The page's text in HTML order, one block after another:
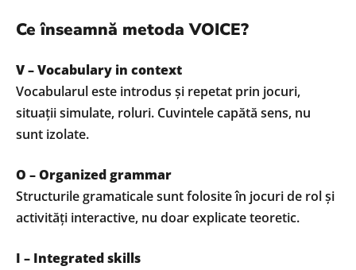
Ce înseamnă metoda VOICE?
V – Vocabulary in context
Vocabularul este introdus și repetat prin jocuri,
situații simulate, roluri. Cuvintele capătă sens, nu
sunt izolate.
O – Organized grammar
Structurile gramaticale sunt folosite în jocuri de rol și
activități interactive, nu doar explicate teoretic.
I – Integrated skills